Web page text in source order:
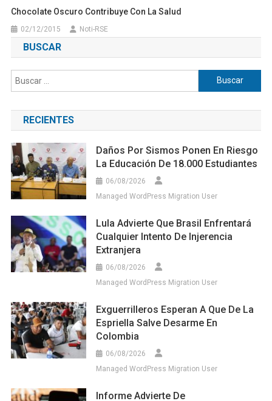
Chocolate Oscuro Contribuye Con La Salud
02/12/2015 Noti-RSE
BUSCAR
Buscar:
RECIENTES
Daños Por Sismos Ponen En Riesgo
La Educación De 18.000 Estudiantes
06/08/2026
Managed WordPress Migration User
Lula Advierte Que Brasil Enfrentará
Cualquier Intento De Injerencia
Extranjera
06/08/2026
Managed WordPress Migration User
Exguerrilleros Esperan A Que De La
Espriella Salve Desarme En
Colombia
06/08/2026
Managed WordPress Migration User
Informe Advierte De